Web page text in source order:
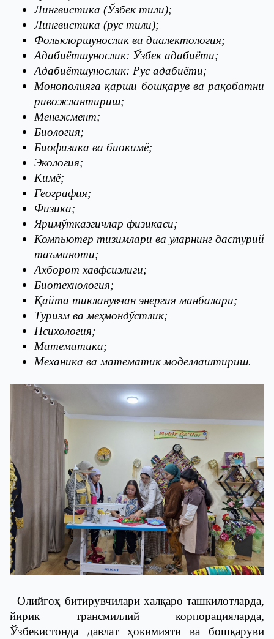
Лингвистика (Ўзбек тили);
Лингвистика (рус тили);
Фольклоршунослик ва диалектология;
Адабиётшунослик: Ўзбек адабиёти;
Адабиётшунослик: Рус адабиёти;
Монополияга қарши бошқарув ва рақобатни
ривожлантириш;
Менежмент;
Биология;
Биофизика ва биокимё;
Экология;
Кимё;
География;
Физика;
Яримўтказгичлар физикаси;
Компьютер тизимлари ва уларнинг дастурий
таъминоти;
Ахборот хавфсизлиги;
Биотехнология;
Қайта тикланувчан энергия манбалари;
Туризм ва меҳмондўстлик;
Психология;
Математика;
Механика ва математик моделлаштириш.
Олийгоҳ битирувчилари халқаро ташкилотларда,
йирик трансмиллий корпорацияларда,
Ўзбекистонда давлат ҳокимияти ва бошқаруви